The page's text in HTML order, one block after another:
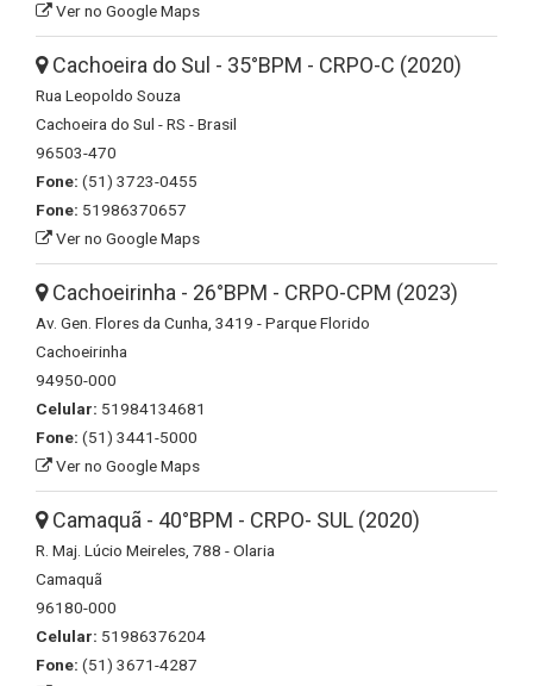
Ver no Google Maps
Cachoeira do Sul - 35°BPM - CRPO-C (2020)
Rua Leopoldo Souza
Cachoeira do Sul - RS - Brasil
96503-470
Fone: (51) 3723-0455
Fone: 51986370657
Ver no Google Maps
Cachoeirinha - 26°BPM - CRPO-CPM (2023)
Av. Gen. Flores da Cunha, 3419 - Parque Florido
Cachoeirinha
94950-000
Celular: 51984134681
Fone: (51) 3441-5000
Ver no Google Maps
Camaquã - 40°BPM - CRPO- SUL (2020)
R. Maj. Lúcio Meireles, 788 - Olaria
Camaquã
96180-000
Celular: 51986376204
Fone: (51) 3671-4287